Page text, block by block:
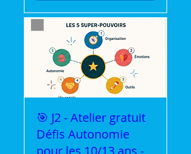
🎯 J2 - Atelier gratuit
Défis Autonomie
pour les 10/13 ans -